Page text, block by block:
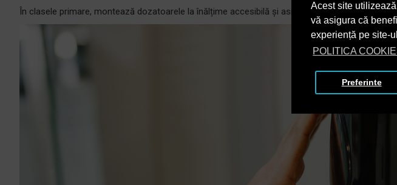
Acest site
vă asigura că
experiență pe site-
POLITICA
Preferinte
În clasele primare, montează dozatoarele la înălțime accesibilă și asigură supraveghere. În